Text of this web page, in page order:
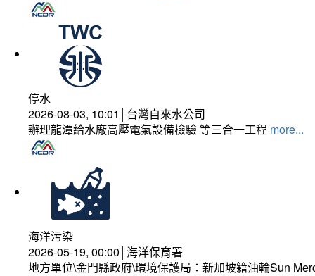
停水
2026-08-03, 10:01│台灣自來水公司
辦理龍潭給水廠高壓電氣設備檢驗 等三合一工程 more...
海洋污染
2026-05-19, 00:00│海洋保育署
地方單位\金門縣政府\環境保護局：新加坡籍油輪Sun